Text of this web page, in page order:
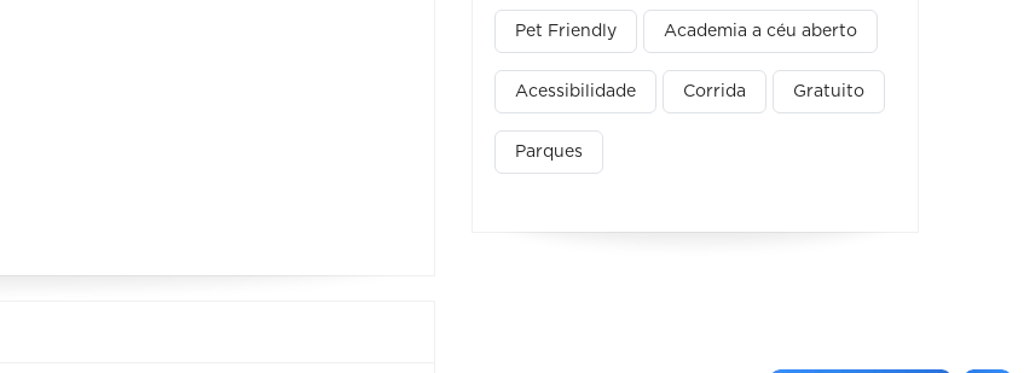
Pet Friendly Academia a céu aberto
Acessibilidade Corrida Gratuito
Parques